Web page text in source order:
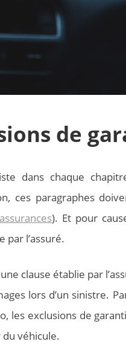
de
dans chaque
ces paragraphes
). Et pour
par l’assuré.
clause établie par
lors d’un sinistre.
les exclusions de
du véhicule.